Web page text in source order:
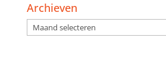
Archieven
Archieven